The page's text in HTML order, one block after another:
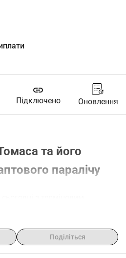
link
Підключено Оновлення
та його
паралічу
прокинутися
Поділіться